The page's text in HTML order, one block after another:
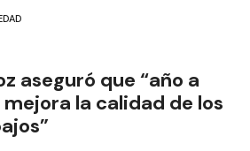
aseguró que “año a
la calidad de los